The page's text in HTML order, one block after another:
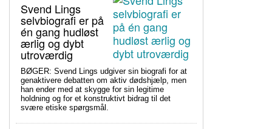
Svend Lings
selvbiografi er på
én gang hudløst
ærlig og dybt
utroværdig
BØGER: Svend Lings udgiver sin biografi for at
genaktivere debatten om aktiv dødshjælp, men
han ender med at skygge for sin legitime
holdning og for et konstruktivt bidrag til det
svære etiske spørgsmål.